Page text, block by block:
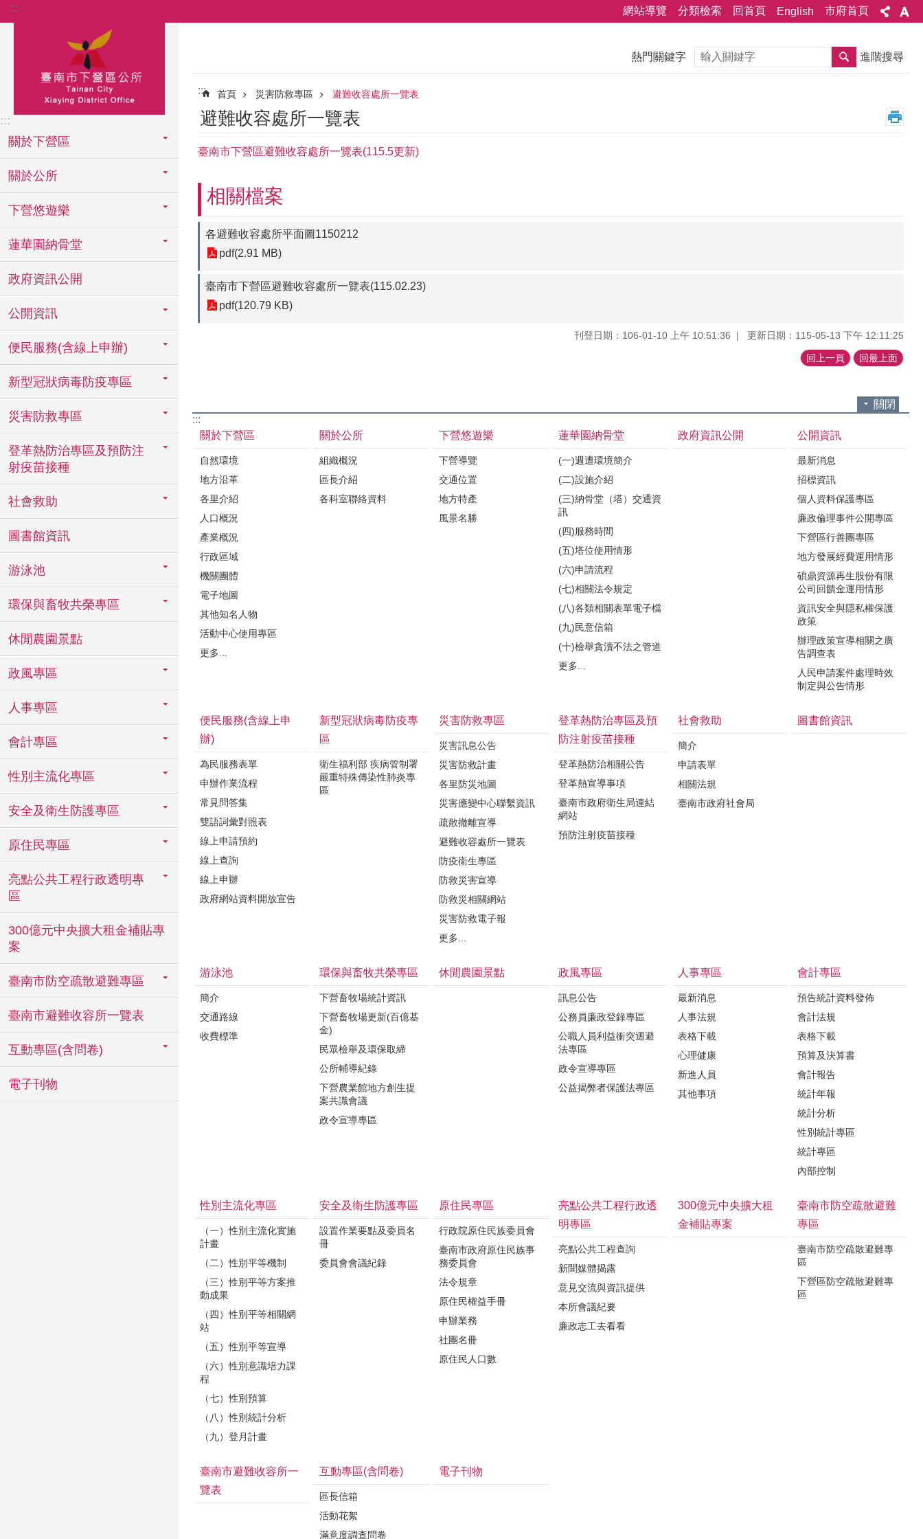
跳到主要內容區塊
::: 網站導覽 分類檢索 回首頁 English 市府首頁
:::
關於下營區
關於公所
下營悠遊樂
蓮華園納骨堂
政府資訊公開
公開資訊
便民服務(含線上申辦)
新型冠狀病毒防疫專區
災害防救專區
登革熱防治專區及預防注
射疫苗接種
社會救助
圖書館資訊
游泳池
環保與畜牧共榮專區
休閒農園景點
政風專區
人事專區
會計專區
性別主流化專區
安全及衛生防護專區
原住民專區
亮點公共工程行政透明專
區
300億元中央擴大租金補貼專
案
臺南市防空疏散避難專區
臺南市避難收容所一覽表
互動專區(含問卷)
電子刊物
熱門關鍵字 搜尋 進階搜尋
::: 首頁 災害防救專區 避難收容處所一覽表
避難收容處所一覽表
臺南市下營區避難收容處所一覽表(115.5更新)
相關檔案
各避難收容處所平面圖1150212
pdf(2.91 MB)
臺南市下營區避難收容處所一覽表(115.02.23)
pdf(120.79 KB)
刊登日期：106-01-10 上午 10:51:36 更新日期：115-05-13 下午 12:11:25
回上一頁 回最上面
關閉
:::
關於下營區
自然環境
地方沿革
各里介紹
人口概況
產業概況
行政區域
機關團體
電子地圖
其他知名人物
活動中心使用專區
更多...
關於公所
組織概況
區長介紹
各科室聯絡資料
下營悠遊樂
下營導覽
交通位置
地方特產
風景名勝
蓮華園納骨堂
(一)週遭環境簡介
(二)設施介紹
(三)納骨堂（塔）交通資
訊
(四)服務時間
(五)塔位使用情形
(六)申請流程
(七)相關法令規定
(八)各類相關表單電子檔
(九)民意信箱
(十)檢舉貪瀆不法之管道
更多...
政府資訊公開 公開資訊
最新消息
招標資訊
個人資料保護專區
廉政倫理事件公開專區
下營區行善團專區
地方發展經費運用情形
碩鼎資源再生股份有限
公司回饋金運用情形
資訊安全與隱私權保護
政策
辦理政策宣導相關之廣
告調查表
人民申請案件處理時效
制定與公告情形
便民服務(含線上申
辦)
為民服務表單
申辦作業流程
常見問答集
雙語詞彙對照表
線上申請預約
線上查詢
線上申辦
政府網站資料開放宣告
新型冠狀病毒防疫專
區
衛生福利部 疾病管制署
嚴重特殊傳染性肺炎專
區
災害防救專區
災害訊息公告
災害防救計畫
各里防災地圖
災害應變中心聯繫資訊
疏散撤離宣導
避難收容處所一覽表
防疫衛生專區
防救災害宣導
防救災相關網站
災害防救電子報
更多...
登革熱防治專區及預
防注射疫苗接種
登革熱防治相關公告
登革熱宣導事項
臺南市政府衛生局連結
網站
預防注射疫苗接種
社會救助
簡介
申請表單
相關法規
臺南市政府社會局
圖書館資訊
游泳池
簡介
交通路線
收費標準
環保與畜牧共榮專區
下營畜牧場統計資訊
下營畜牧場更新(百億基
金)
民眾檢舉及環保取締
公所輔導紀錄
下營農業館地方創生提
案共識會議
政令宣導專區
休閒農園景點 政風專區
訊息公告
公務員廉政登錄專區
公職人員利益衝突迴避
法專區
政令宣導專區
公益揭弊者保護法專區
人事專區
最新消息
人事法規
表格下載
心理健康
新進人員
其他事項
會計專區
預告統計資料發佈
會計法規
表格下載
預算及決算書
會計報告
統計年報
統計分析
性別統計專區
統計專區
內部控制
性別主流化專區
（一）性別主流化實施
計畫
（二）性別平等機制
（三）性別平等方案推
動成果
（四）性別平等相關網
站
（五）性別平等宣導
（六）性別意識培力課
程
（七）性別預算
（八）性別統計分析
（九）登月計畫
安全及衛生防護專區
設置作業要點及委員名
冊
委員會會議紀錄
原住民專區
行政院原住民族委員會
臺南市政府原住民族事
務委員會
法令規章
原住民權益手冊
申辦業務
社團名冊
原住民人口數
亮點公共工程行政透
明專區
亮點公共工程查詢
新聞媒體揭露
意見交流與資訊提供
本所會議紀要
廉政志工去看看
300億元中央擴大租
金補貼專案
臺南市防空疏散避難
專區
臺南市防空疏散避難專
區
下營區防空疏散避難專
區
臺南市避難收容所一
覽表
互動專區(含問卷)
區長信箱
活動花絮
滿意度調查問卷
電子刊物